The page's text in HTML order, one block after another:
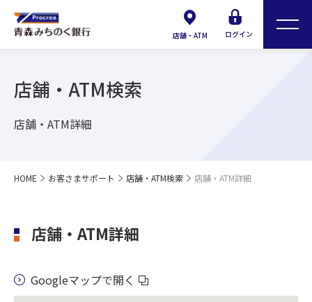
店舗・ATM ログイン
店舗・ATM検索
店舗・ATM詳細
HOME お客さまサポート 店舗・ATM検索 店舗・ATM詳細
店舗・ATM詳細
Googleマップで開く